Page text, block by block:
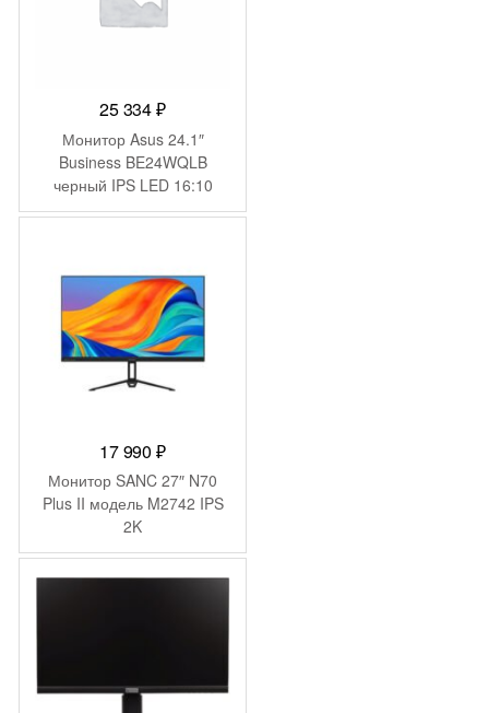
25 334₽
Монитор Asus 24.1″
Business BE24WQLB
черный IPS LED 16:10
HDMI M/M матовая HAS
USB 6.1кг
17 990₽
Монитор SANC 27″ N70
Plus II модель M2742 IPS
2K